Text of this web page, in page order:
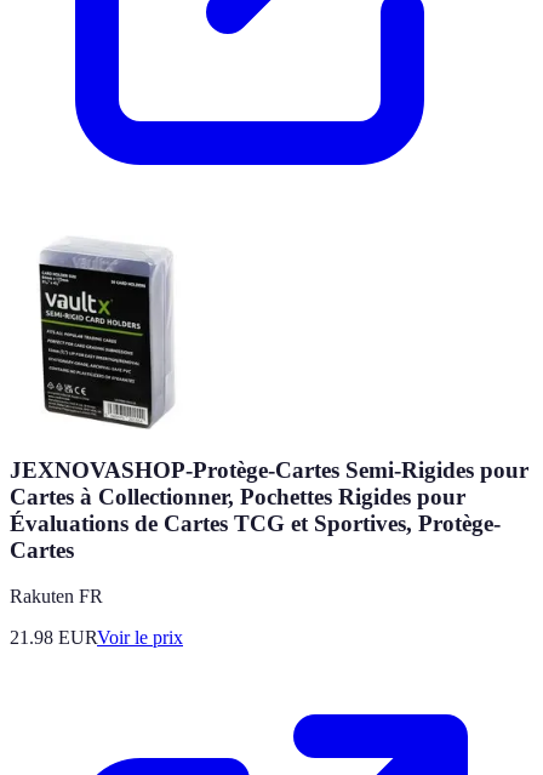
JEXNOVASHOP-Protège-Cartes Semi-Rigides pour
Cartes à Collectionner, Pochettes Rigides pour
Évaluations de Cartes TCG et Sportives, Protège-
Cartes
Rakuten FR
21.98 EURVoir le prix